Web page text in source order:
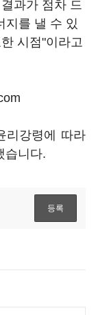
과가 점차 드
지를 낼 수 있
시점"이라고
리강령에 따라
습니다.